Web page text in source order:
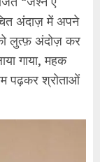
अंदाज़ में अपने
लुत्फ़ अंदोज़ कर
गाया, महक
पढ़कर श्रोताओं